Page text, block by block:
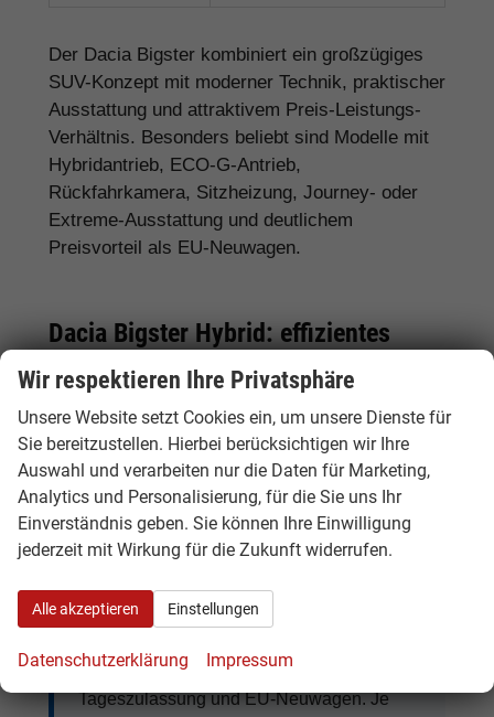
Der Dacia Bigster kombiniert ein großzügiges
SUV-Konzept mit moderner Technik, praktischer
Ausstattung und attraktivem Preis-Leistungs-
Verhältnis. Besonders beliebt sind Modelle mit
Hybridantrieb, ECO-G-Antrieb,
Rückfahrkamera, Sitzheizung, Journey- oder
Extreme-Ausstattung und deutlichem
Preisvorteil als EU-Neuwagen.
Dacia Bigster Hybrid: effizientes
Familien-SUV
DerDacia Bigster Hybridist besonders
interessant für Käufer, die ein geräumiges SUV
mit effizientem Antrieb suchen. Je nach Modell
und Ausstattung bietet der Bigster Hybrid eine
gute Kombination aus Alltagstauglichkeit,
Komfort und niedrigem Verbrauch.
Vergleich zwischen Hybrid, TCe, ECO-G,
Tageszulassung und EU-Neuwagen. Je
Wir respektieren Ihre Privatsphäre
Unsere Website setzt Cookies ein, um unsere Dienste für
Sie bereitzustellen. Hierbei berücksichtigen wir Ihre
Auswahl und verarbeiten nur die Daten für Marketing,
Analytics und Personalisierung, für die Sie uns Ihr
Einverständnis geben. Sie können Ihre Einwilligung
jederzeit mit Wirkung für die Zukunft widerrufen.
Alle akzeptieren Einstellungen
Datenschutzerklärung Impressum